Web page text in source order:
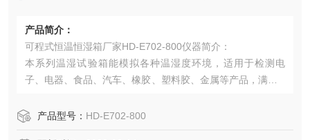
产品简介：
可程式恒温恒湿箱厂家HD-E702-800仪器简介：
本系列温湿试验箱能模拟各种温湿度环境，适用于检测电
子、电器、食品、汽车、橡胶、塑料胶、金属等产品，满足G
等参数，将给您提供预测和改进产品质量及可靠性的依据。
产品型号： HD-E702-800